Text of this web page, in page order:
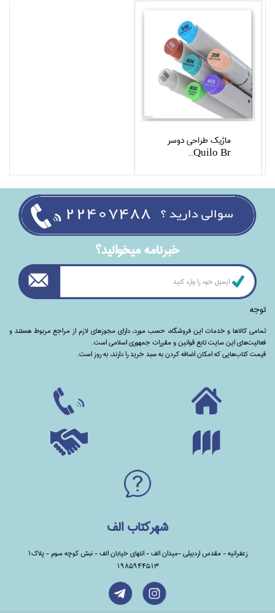
ماژيك طراحي دوسر
Quilo Br...
خبرنامه ميخوانيد؟
توجه
تمامی‌ کالاها و خدمات این فروشگاه، حسب مورد،‌ دارای مجوزهای لازم از مراجع مربوط هستند ‌و‌‌
فعالیت‌های این سایت تابع قوانین و مقررات جمهوری اسلامی است.
قیمت کتاب‌هایی که امکان اضافه کردن به سبد خرید را دارند،‌ به روز است.
شهرکتاب الف
زعفرانیه - مقدس اردبیلی -میدان الف - انتهای خیابان الف - نبش کوچه سوم - پلاک1
1985944513